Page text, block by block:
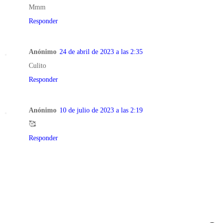
Mmm
Responder
Anónimo 24 de abril de 2023 a las 2:35
Culito
Responder
Anónimo 10 de julio de 2023 a las 2:19
🥰
Responder